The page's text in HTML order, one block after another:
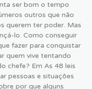
ser bom o tempo
outros que não
querem ter poder. Mas
lo. Como conseguir
fazer para conquistar
quem vive tentando
chefe? Em As 48 leis
pessoas e situações
por que alguns